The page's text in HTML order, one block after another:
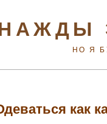
НО Я
как